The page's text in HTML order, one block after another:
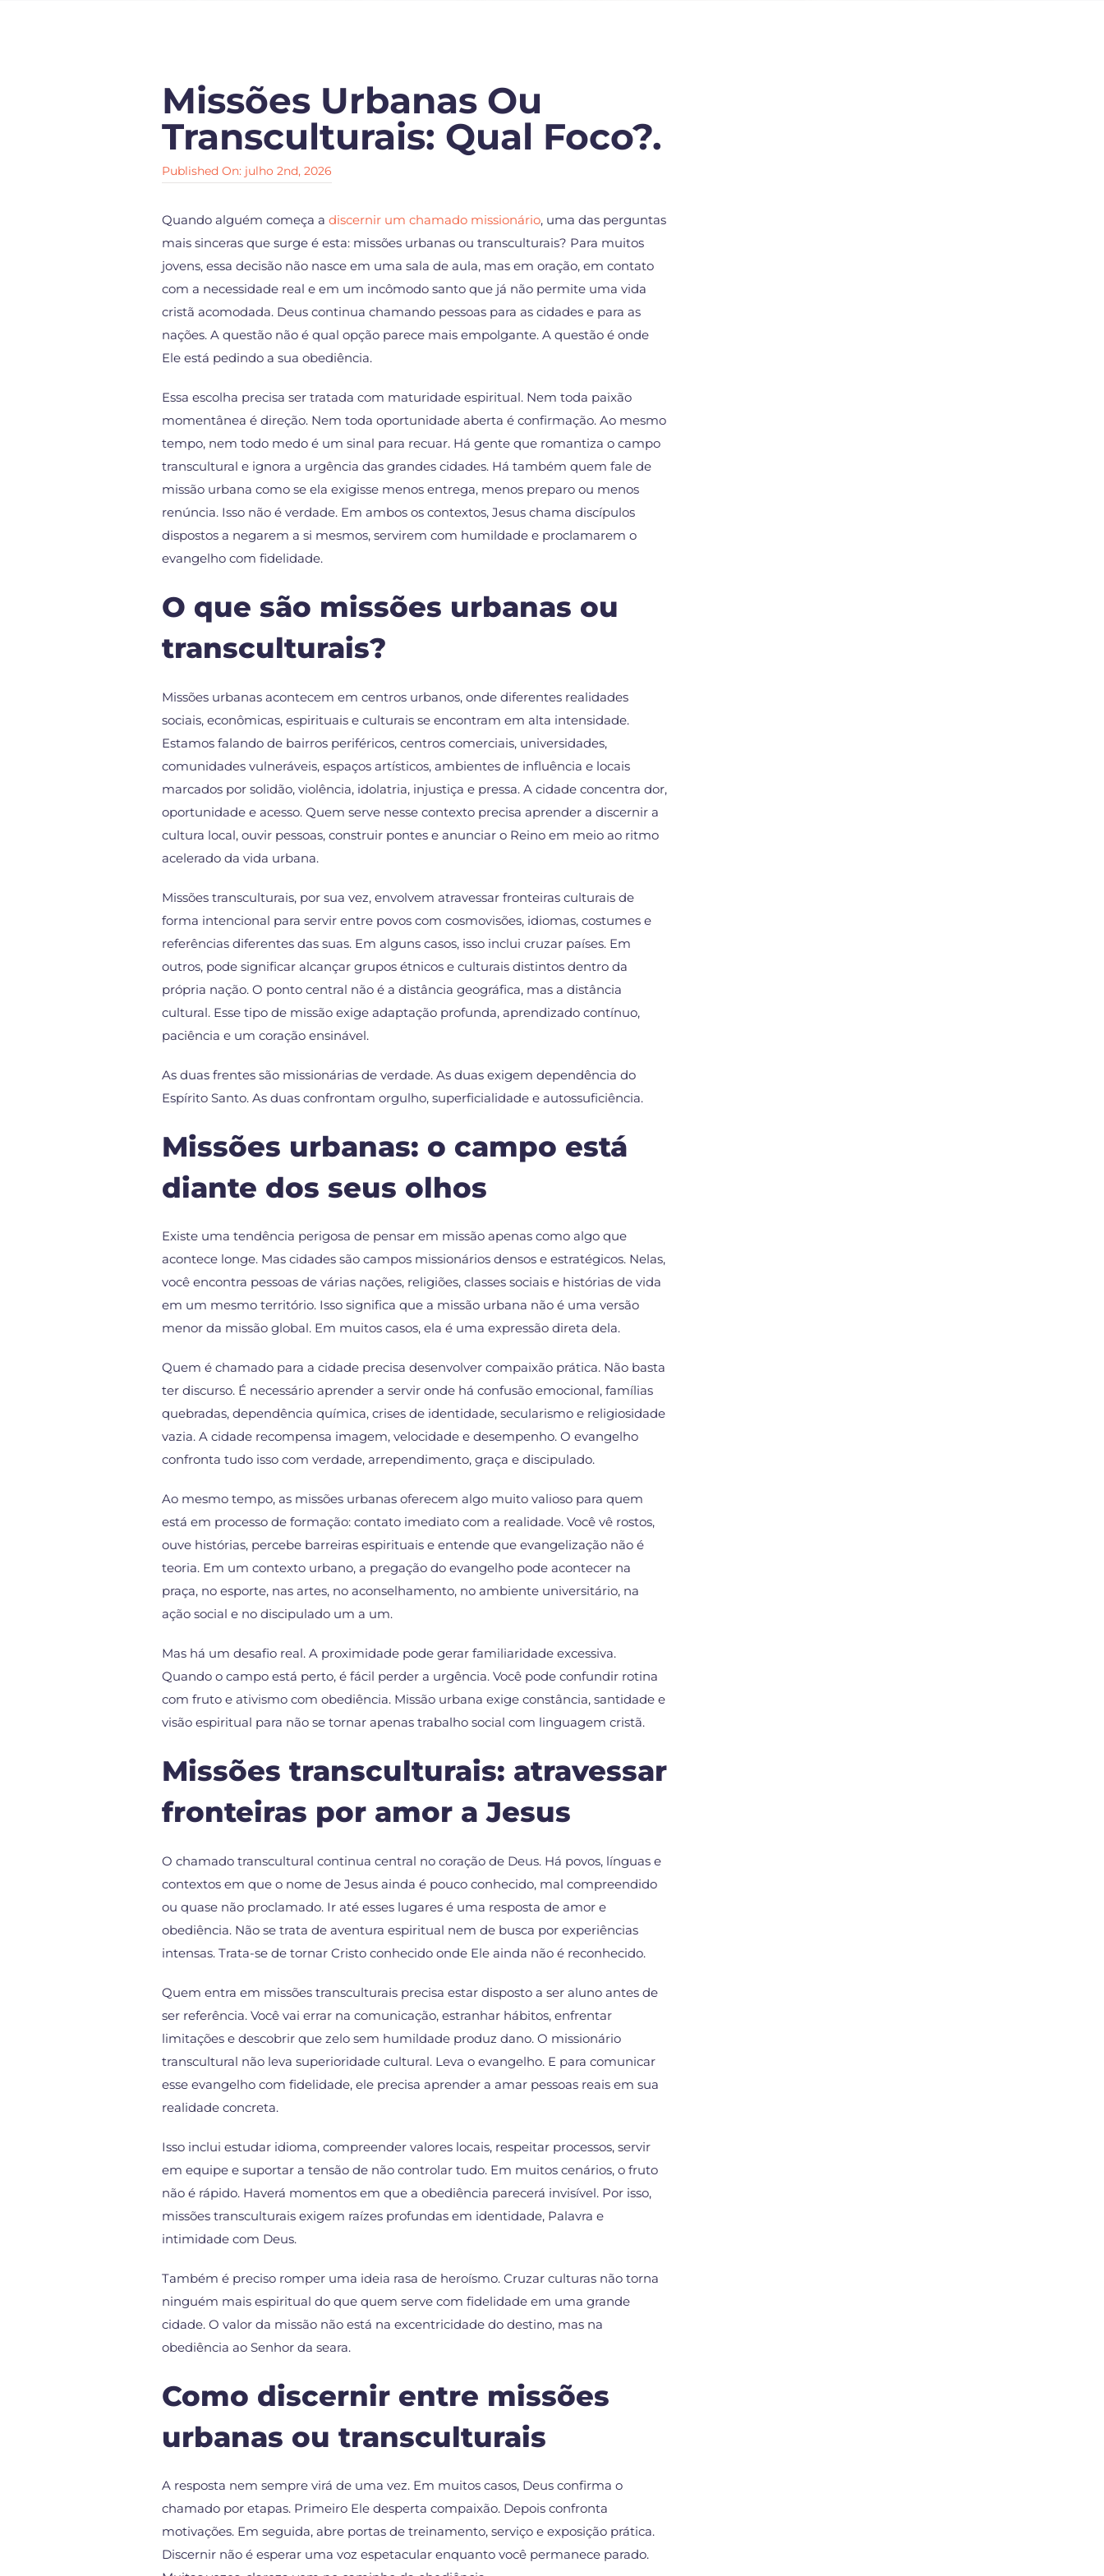
Missões Urbanas Ou
Transculturais: Qual Foco?.
Published On: julho 2nd, 2026
Quando alguém começa a discernir um chamado missionário, uma das perguntas
mais sinceras que surge é esta: missões urbanas ou transculturais? Para muitos
jovens, essa decisão não nasce em uma sala de aula, mas em oração, em contato
com a necessidade real e em um incômodo santo que já não permite uma vida
cristã acomodada. Deus continua chamando pessoas para as cidades e para as
nações. A questão não é qual opção parece mais empolgante. A questão é onde
Ele está pedindo a sua obediência.
Essa escolha precisa ser tratada com maturidade espiritual. Nem toda paixão
momentânea é direção. Nem toda oportunidade aberta é confirmação. Ao mesmo
tempo, nem todo medo é um sinal para recuar. Há gente que romantiza o campo
transcultural e ignora a urgência das grandes cidades. Há também quem fale de
missão urbana como se ela exigisse menos entrega, menos preparo ou menos
renúncia. Isso não é verdade. Em ambos os contextos, Jesus chama discípulos
dispostos a negarem a si mesmos, servirem com humildade e proclamarem o
evangelho com fidelidade.
O que são missões urbanas ou
transculturais?
Missões urbanas acontecem em centros urbanos, onde diferentes realidades
sociais, econômicas, espirituais e culturais se encontram em alta intensidade.
Estamos falando de bairros periféricos, centros comerciais, universidades,
comunidades vulneráveis, espaços artísticos, ambientes de influência e locais
marcados por solidão, violência, idolatria, injustiça e pressa. A cidade concentra dor,
oportunidade e acesso. Quem serve nesse contexto precisa aprender a discernir a
cultura local, ouvir pessoas, construir pontes e anunciar o Reino em meio ao ritmo
acelerado da vida urbana.
Missões transculturais, por sua vez, envolvem atravessar fronteiras culturais de
forma intencional para servir entre povos com cosmovisões, idiomas, costumes e
referências diferentes das suas. Em alguns casos, isso inclui cruzar países. Em
outros, pode significar alcançar grupos étnicos e culturais distintos dentro da
própria nação. O ponto central não é a distância geográfica, mas a distância
cultural. Esse tipo de missão exige adaptação profunda, aprendizado contínuo,
paciência e um coração ensinável.
As duas frentes são missionárias de verdade. As duas exigem dependência do
Espírito Santo. As duas confrontam orgulho, superficialidade e autossuficiência.
Missões urbanas: o campo está
diante dos seus olhos
Existe uma tendência perigosa de pensar em missão apenas como algo que
acontece longe. Mas cidades são campos missionários densos e estratégicos. Nelas,
você encontra pessoas de várias nações, religiões, classes sociais e histórias de vida
em um mesmo território. Isso significa que a missão urbana não é uma versão
menor da missão global. Em muitos casos, ela é uma expressão direta dela.
Quem é chamado para a cidade precisa desenvolver compaixão prática. Não basta
ter discurso. É necessário aprender a servir onde há confusão emocional, famílias
quebradas, dependência química, crises de identidade, secularismo e religiosidade
vazia. A cidade recompensa imagem, velocidade e desempenho. O evangelho
confronta tudo isso com verdade, arrependimento, graça e discipulado.
Ao mesmo tempo, as missões urbanas oferecem algo muito valioso para quem
está em processo de formação: contato imediato com a realidade. Você vê rostos,
ouve histórias, percebe barreiras espirituais e entende que evangelização não é
teoria. Em um contexto urbano, a pregação do evangelho pode acontecer na
praça, no esporte, nas artes, no aconselhamento, no ambiente universitário, na
ação social e no discipulado um a um.
Mas há um desafio real. A proximidade pode gerar familiaridade excessiva.
Quando o campo está perto, é fácil perder a urgência. Você pode confundir rotina
com fruto e ativismo com obediência. Missão urbana exige constância, santidade e
visão espiritual para não se tornar apenas trabalho social com linguagem cristã.
Missões transculturais: atravessar
fronteiras por amor a Jesus
O chamado transcultural continua central no coração de Deus. Há povos, línguas e
contextos em que o nome de Jesus ainda é pouco conhecido, mal compreendido
ou quase não proclamado. Ir até esses lugares é uma resposta de amor e
obediência. Não se trata de aventura espiritual nem de busca por experiências
intensas. Trata-se de tornar Cristo conhecido onde Ele ainda não é reconhecido.
Quem entra em missões transculturais precisa estar disposto a ser aluno antes de
ser referência. Você vai errar na comunicação, estranhar hábitos, enfrentar
limitações e descobrir que zelo sem humildade produz dano. O missionário
transcultural não leva superioridade cultural. Leva o evangelho. E para comunicar
esse evangelho com fidelidade, ele precisa aprender a amar pessoas reais em sua
realidade concreta.
Isso inclui estudar idioma, compreender valores locais, respeitar processos, servir
em equipe e suportar a tensão de não controlar tudo. Em muitos cenários, o fruto
não é rápido. Haverá momentos em que a obediência parecerá invisível. Por isso,
missões transculturais exigem raízes profundas em identidade, Palavra e
intimidade com Deus.
Também é preciso romper uma ideia rasa de heroísmo. Cruzar culturas não torna
ninguém mais espiritual do que quem serve com fidelidade em uma grande
cidade. O valor da missão não está na excentricidade do destino, mas na
obediência ao Senhor da seara.
Como discernir entre missões
urbanas ou transculturais
A resposta nem sempre virá de uma vez. Em muitos casos, Deus confirma o
chamado por etapas. Primeiro Ele desperta compaixão. Depois confronta
motivações. Em seguida, abre portas de treinamento, serviço e exposição prática.
Discernir não é esperar uma voz espetacular enquanto você permanece parado.